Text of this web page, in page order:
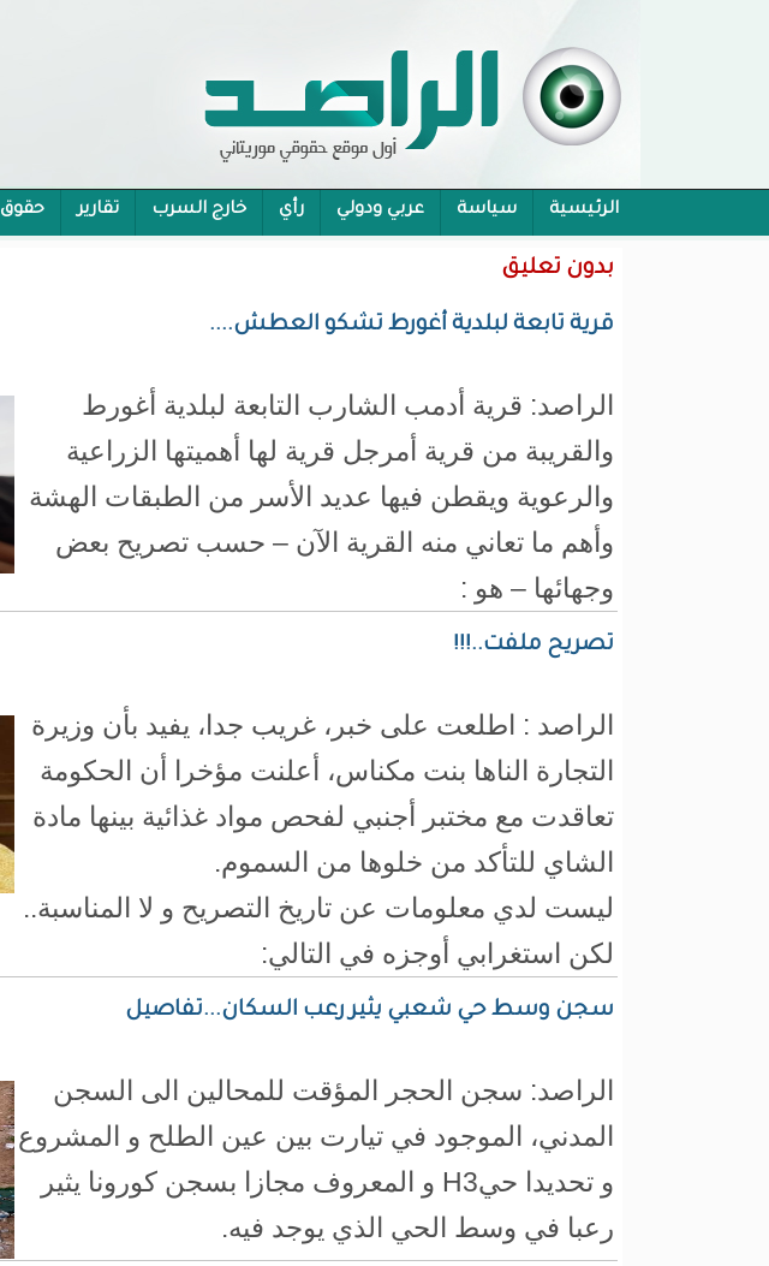
الرئيسية سياسة عربي ودولي رأي خارج السرب تقارير حقوق
محام:قانون حماية الرموز تفوح منه رائحة الاحكام الشمولية
بدون تعليق
قرية تابعة لبلدية أغورط تشكو العطش....
الراصد: قرية أدمب الشارب التابعة لبلدية أغورط
والقريبة من قرية أمرجل قرية لها أهميتها الزراعية
والرعوية ويقطن فيها عديد الأسر من الطبقات الهشة
وأهم ما تعاني منه القرية الآن – حسب تصريح بعض
وجهائها – هو :
تصريح ملفت..!!!
الراصد : اطلعت على خبر، غريب جدا، يفيد بأن وزيرة
التجارة الناها بنت مكناس، أعلنت مؤخرا أن الحكومة
تعاقدت مع مختبر أجنبي لفحص مواد غذائية بينها مادة
الشاي للتأكد من خلوها من السموم.
ليست لدي معلومات عن تاريخ التصريح و لا المناسبة..
لكن استغرابي أوجزه في التالي:
سجن وسط حي شعبي يثير رعب السكان...تفاصيل
الراصد: سجن الحجر المؤقت للمحالين الى السجن
المدني، الموجود في تيارت بين عين الطلح و المشروع
و تحديدا حيH3 و المعروف مجازا بسجن كورونا يثير
رعبا في وسط الحي الذي يوجد فيه.